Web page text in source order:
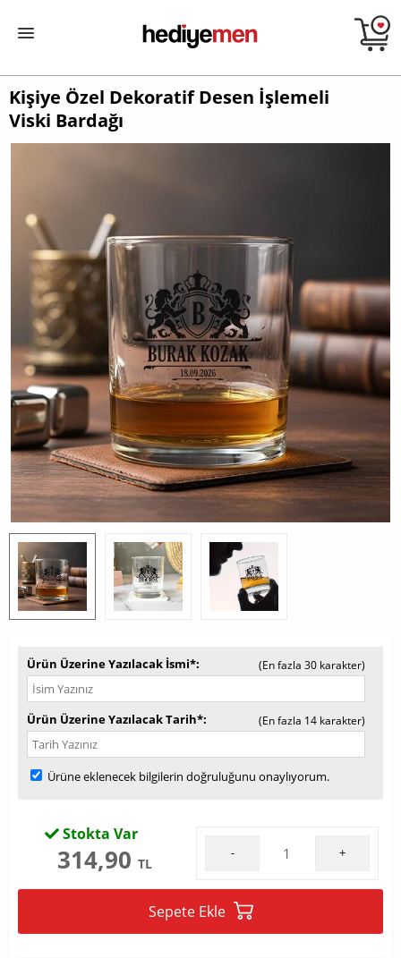
Kişiye Özel Dekoratif Desen İşlemeli
Viski Bardağı
Ürün Üzerine Yazılacak İsmi* (En fazla 30 karakter)
Ürün Üzerine Yazılacak Tarih* (En fazla 14 karakter)
Ürüne eklenecek bilgilerin doğruluğunu onaylıyorum.
Stokta Var
314,90 TL
- +
Sepete Ekle